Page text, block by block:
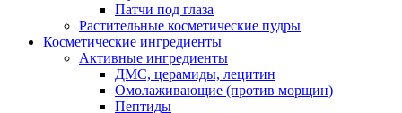
Патчи под глаза
Растительные косметические пудры
Косметические ингредиенты
Активные ингредиенты
ДМС, церамиды, лецитин
Омолаживающие (против морщин)
Пептиды